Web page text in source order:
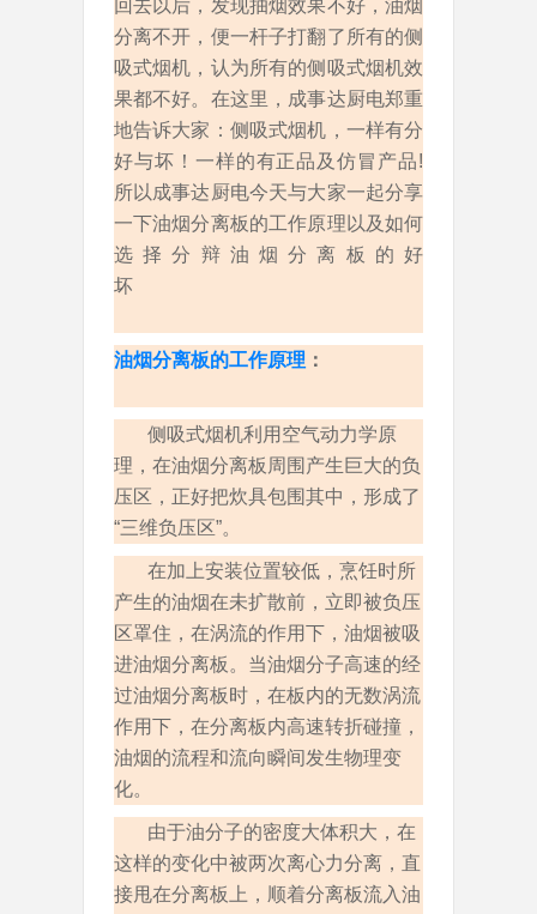
回去以后，发现抽烟效果不好，油烟
分离不开，便一杆子打翻了所有的侧
吸式烟机，认为所有的侧吸式烟机效
果都不好。在这里，成事达厨电郑重
地告诉大家：侧吸式烟机，一样有分
好与坏！一样的有正品及仿冒产品!
所以成事达厨电今天与大家一起分享
一下油烟分离板的工作原理以及如何
选择分辩油烟分离板的好
坏
油烟分离板的工作原理 ：
侧吸式烟机利用空气动力学原
理，在油烟分离板周围产生巨大的负
压区，正好把炊具包围其中，形成了
“三维负压区”。
在加上安装位置较低，烹饪时所
产生的油烟在未扩散前，立即被负压
区罩住，在涡流的作用下，油烟被吸
进油烟分离板。当油烟分子高速的经
过油烟分离板时，在板内的无数涡流
作用下，在分离板内高速转折碰撞，
油烟的流程和流向瞬间发生物理变
化。
由于油分子的密度大体积大，在
这样的变化中被两次离心力分离，直
接甩在分离板上，顺着分离板流入油